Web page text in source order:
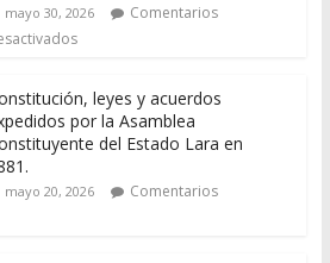
mayo 30, 2026
Comentarios
leyes y acuerdos
por la Asamblea
del Estado Lara en
mayo 20, 2026
Comentarios